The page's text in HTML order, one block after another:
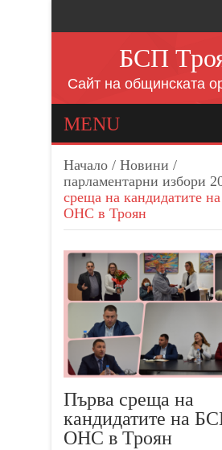
БСП
Сайт на общинската
MENU
Начало / Новини /
парламентарни избори
среща на кандидатите
ОНС в Троян
Първа среща на
кандидатите на
ОНС в Троян